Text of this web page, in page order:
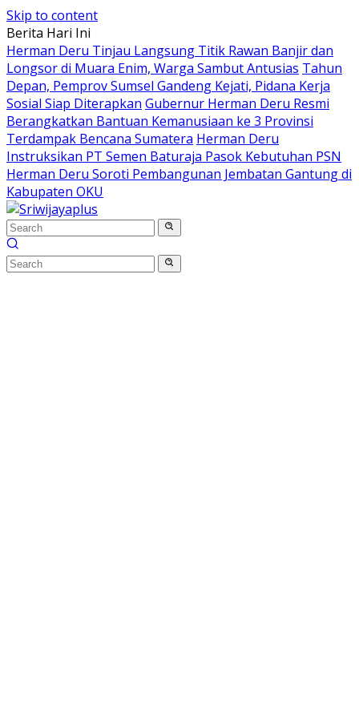
Skip to content
Berita Hari Ini
Herman Deru Tinjau Langsung Titik Rawan Banjir dan
Longsor di Muara Enim, Warga Sambut Antusias Tahun
Depan, Pemprov Sumsel Gandeng Kejati, Pidana Kerja
Sosial Siap Diterapkan Gubernur Herman Deru Resmi
Berangkatkan Bantuan Kemanusiaan ke 3 Provinsi
Terdampak Bencana Sumatera Herman Deru
Instruksikan PT Semen Baturaja Pasok Kebutuhan PSN
Herman Deru Soroti Pembangunan Jembatan Gantung di
Kabupaten OKU